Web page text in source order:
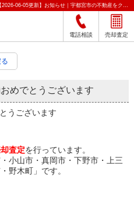
宇都宮市瑞穂2丁目 ご成約おめでとうございます【2026-06-05更新】お知らせ｜宇都宮市の不動産をクイック売却査定｜宇都宮不動産
電話相談 売却査定
めでとうございます
うございます
査定を行っています。
小山市・真岡市・下野市・上三
野木町」です。